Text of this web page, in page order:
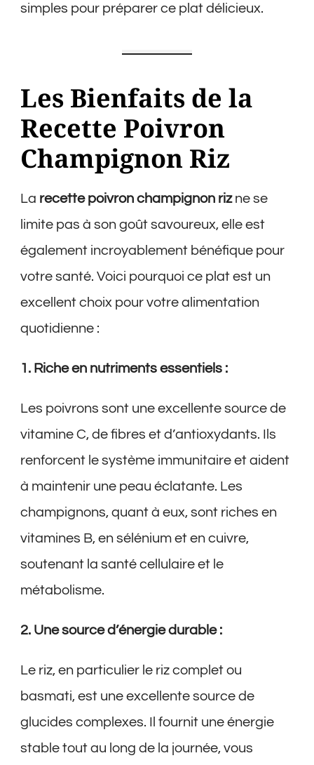
simples pour préparer ce plat délicieux.
Les Bienfaits de la
Recette Poivron
Champignon Riz
La recette poivron champignon rizne se
limite pas à son goût savoureux, elle est
également incroyablement bénéfique pour
votre santé. Voici pourquoi ce plat est un
excellent choix pour votre alimentation
quotidienne :
1. Riche en nutriments essentiels :
Les poivrons sont une excellente source de
vitamine C, de fibres et d’antioxydants. Ils
renforcent le système immunitaire et aident
à maintenir une peau éclatante. Les
champignons, quant à eux, sont riches en
vitamines B, en sélénium et en cuivre,
soutenant la santé cellulaire et le
métabolisme.
2. Une source d’énergie durable :
Le riz, en particulier le riz complet ou
basmati, est une excellente source de
glucides complexes. Il fournit une énergie
stable tout au long de la journée, vous